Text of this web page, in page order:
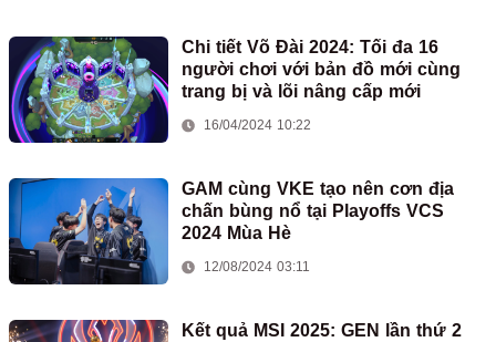
Chi tiết Võ Đài 2024: Tối đa 16
người chơi với bản đồ mới cùng
trang bị và lõi nâng cấp mới
16/04/2024 10:22
GAM cùng VKE tạo nên cơn địa
chấn bùng nổ tại Playoffs VCS
2024 Mùa Hè
12/08/2024 03:11
Kết quả MSI 2025: GEN lần thứ 2